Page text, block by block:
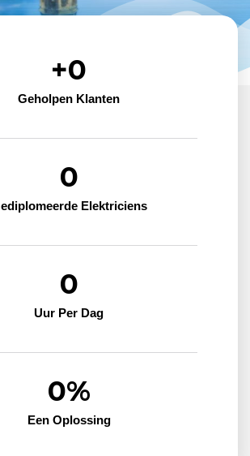
Geholpen Klanten
+0
Elektriciens
0
Uur Per Dag
0
Een Oplossing
0%